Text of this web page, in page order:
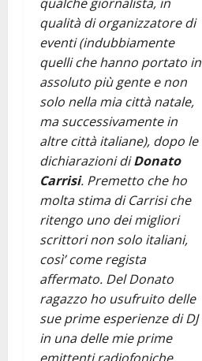
qualità di organizzatore di
eventi (indubbiamente
quelli che hanno portato in
assoluto più gente e non
solo nella mia città natale,
ma successivamente in
altre città italiane), dopo le
dichiarazioni diDonato
Carrisi. Premetto che ho
molta stima di Carrisi che
ritengo uno dei migliori
scrittori non solo italiani,
così’ come regista
affermato. Del Donato
ragazzo ho usufruito delle
sue prime esperienze di DJ
in una delle mie prime